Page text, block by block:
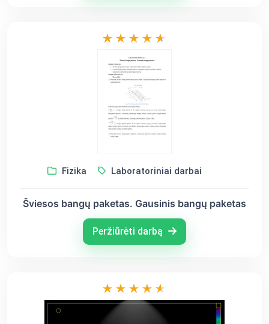
Fizika Laboratoriniai darbai
Šviesos bangų paketas. Gausinis bangų paketas
Peržiūrėti darbą